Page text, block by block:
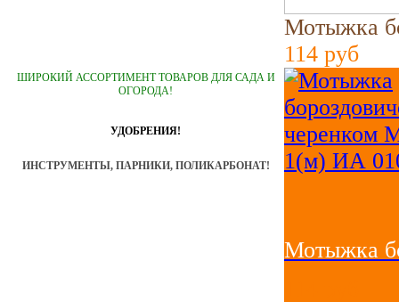
ШИРОКИЙ АССОРТИМЕНТ ТОВАРОВ ДЛЯ САДА И
ОГОРОДА!
УДОБРЕНИЯ!
ИНСТРУМЕНТЫ, ПАРНИКИ, ПОЛИКАРБОНАТ!
Мотыжка
114 руб
Мотыжка